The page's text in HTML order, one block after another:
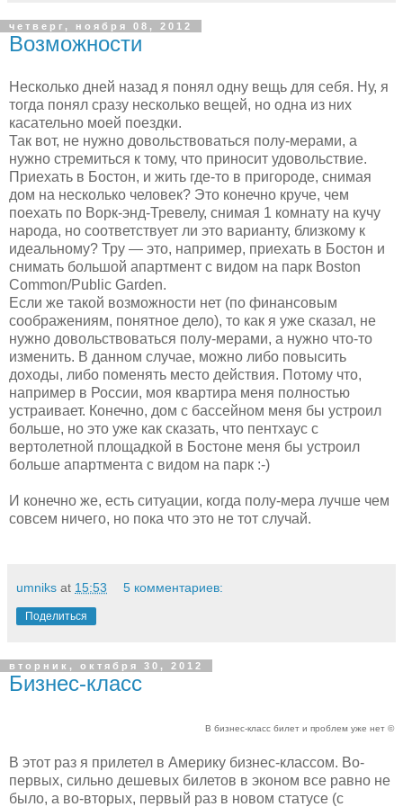
четверг, ноября 08, 2012
Возможности
Несколько дней назад я понял одну вещь для себя. Ну, я
тогда понял сразу несколько вещей, но одна из них
касательно моей поездки.
Так вот, не нужно довольствоваться полу-мерами, а
нужно стремиться к тому, что приносит удовольствие.
Приехать в Бостон, и жить где-то в пригороде, снимая
дом на несколько человек? Это конечно круче, чем
поехать по Ворк-энд-Тревелу, снимая 1 комнату на кучу
народа, но соответствует ли это варианту, близкому к
идеальному? Тру — это, например, приехать в Бостон и
снимать большой апартмент с видом на парк Boston
Common/Public Garden.
Если же такой возможности нет (по финансовым
соображениям, понятное дело), то как я уже сказал, не
нужно довольствоваться полу-мерами, а нужно что-то
изменить. В данном случае, можно либо повысить
доходы, либо поменять место действия. Потому что,
например в России, моя квартира меня полностью
устраивает. Конечно, дом с бассейном меня бы устроил
больше, но это уже как сказать, что пентхаус с
вертолетной площадкой в Бостоне меня бы устроил
больше апартмента с видом на парк :-)
И конечно же, есть ситуации, когда полу-мера лучше чем
совсем ничего, но пока что это не тот случай.
umniks at 15:53 5 комментариев:
Поделиться
вторник, октября 30, 2012
Бизнес-класс
В бизнес-класс билет и проблем уже нет ©
В этот раз я прилетел в Америку бизнес-классом. Во-
первых, сильно дешевых билетов в эконом все равно не
было, а во-вторых, первый раз в новом статусе (с